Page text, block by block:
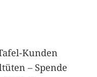
Kunden
– Spende